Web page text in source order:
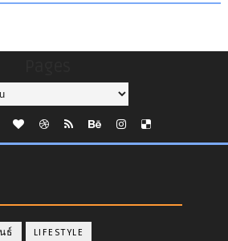
ธ์ LIFESTYLE